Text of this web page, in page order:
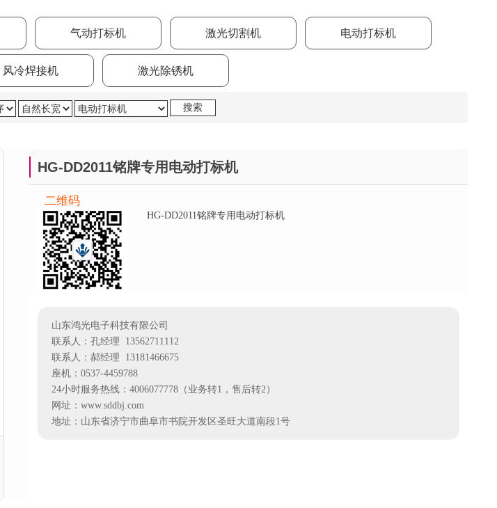
气动打标机 激光切割机 电动打标机
风冷焊接机 激光除锈机
HG-DD2011铭牌专用电动打标机
二维码
HG-DD2011铭牌专用电动打标机
山东鸿光电子科技有限公司
联系人：孔经理 13562711112
联系人：郝经理 13181466675
座机：0537-4459788
24小时服务热线：4006077778（业务转1，售后转2）
网址：www.sddbj.com
地址：山东省济宁市曲阜市书院开发区圣旺大道南段1号